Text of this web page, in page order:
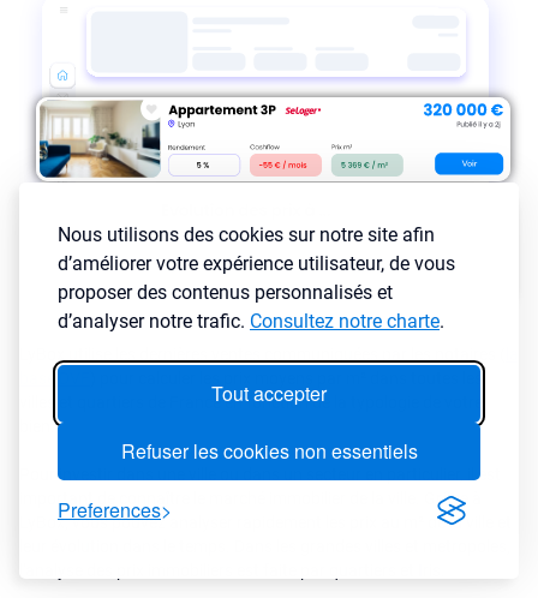
Nous utilisons des cookies sur notre site afin
d’améliorer votre expérience utilisateur, de vous
proposer des contenus personnalisés et
d’analyser notre trafic. Consultez notre charte.
Tout accepter
Refuser les cookies non essentiels
Preferences
villes et quartiers de France en fonction de la typologie de votre
bien.
Pour investir dans une ville ou dans un secteur en particulier, il est
important de connaître le marché immobilier de la ville. Grâce à
LyBox, vous pouvez analyser rapidement les prix au m² de la ville et